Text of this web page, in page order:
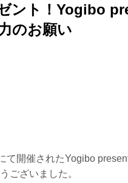
ント！Yogibo
のお願い
て開催されたYogibo
ございました。